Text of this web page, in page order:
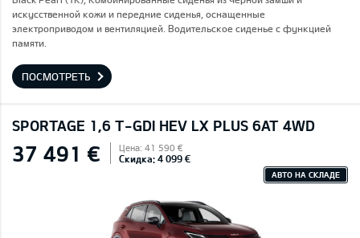
искусственной кожи и передние сиденья, оснащенные
электроприводом и вентиляцией. Водительское сиденье с функцией
памяти.
ПОСМОТРЕТЬ
SPORTAGE 1,6 T-GDI HEV LX PLUS 6AT 4WD
37 491 € Цена: 41 590 €
Скидка: 4 099 €
АВТО НА СКЛАДЕ